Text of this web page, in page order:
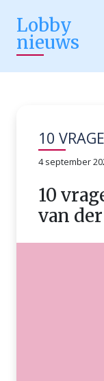
Lobby
nieuws
10
4 september
10
van